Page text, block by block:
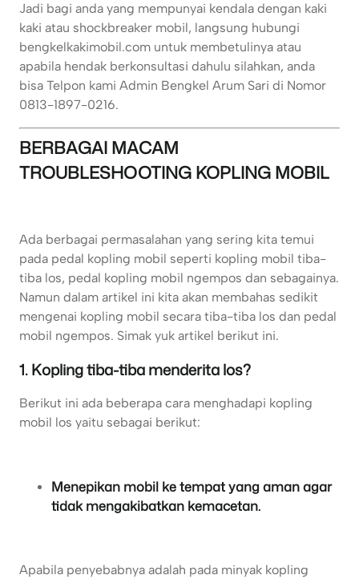
Jadi bagi anda yang mempunyai kendala dengan kaki
kaki atau shockbreaker mobil, langsung hubungi
bengkelkakimobil.com untuk membetulinya atau
apabila hendak berkonsultasi dahulu silahkan, anda
bisa Telpon kami Admin Bengkel Arum Sari di Nomor
0813-1897-0216.
BERBAGAI MACAM
TROUBLESHOOTING KOPLING MOBIL
Ada berbagai permasalahan yang sering kita temui
pada pedal kopling mobil seperti kopling mobil tiba-
tiba los, pedal kopling mobil ngempos dan sebagainya.
Namun dalam artikel ini kita akan membahas sedikit
mengenai kopling mobil secara tiba-tiba los dan pedal
mobil ngempos. Simak yuk artikel berikut ini.
1. Kopling tiba-tiba menderita los?
Berikut ini ada beberapa cara menghadapi kopling
mobil los yaitu sebagai berikut:
Menepikan mobil ke tempat yang aman agar
tidak mengakibatkan kemacetan.
Apabila penyebabnya adalah pada minyak kopling